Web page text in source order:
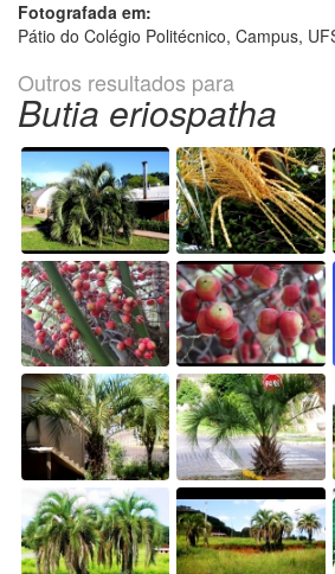
Fotografada em:
Pátio do Colégio Politécnico, Campus,
Outros resultados para
Butia eriospatha